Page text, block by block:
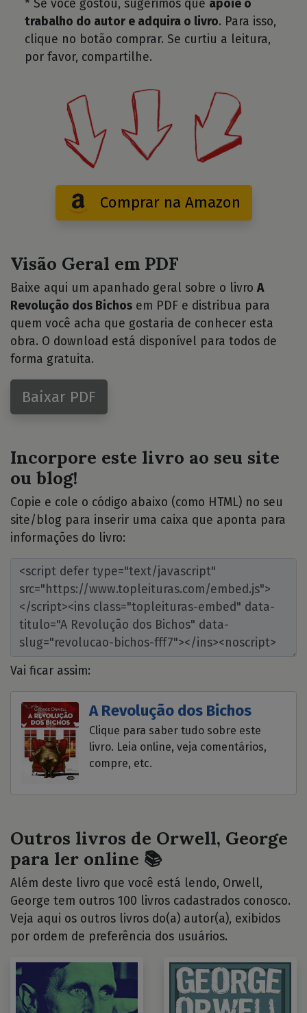
* Se você gostou, sugerimos que apoie o
trabalho do autor e adquira o livro. Para isso,
clique no botão comprar. Se curtiu a leitura,
por favor, compartilhe.
Comprar na Amazon
Visão Geral em PDF
Baixe aqui um apanhado geral sobre o livro A
Revolução dos Bichos em PDF e distribua para
quem você acha que gostaria de conhecer esta
obra. O download está disponível para todos de
forma gratuita.
Baixar PDF
Incorpore este livro ao seu site
ou blog!
Copie e cole o código abaixo (como HTML) no seu
site/blog para inserir uma caixa que aponta para
informações do livro:
Vai ficar assim:
A Revolução dos Bichos
Clique para saber tudo sobre este
livro. Leia online, veja comentários,
compre, etc.
Outros livros de Orwell, George
para ler online 📚
Além deste livro que você está lendo, Orwell,
George tem outros 100 livros cadastrados conosco.
Veja aqui os outros livros do(a) autor(a), exibidos
por ordem de preferência dos usuários.